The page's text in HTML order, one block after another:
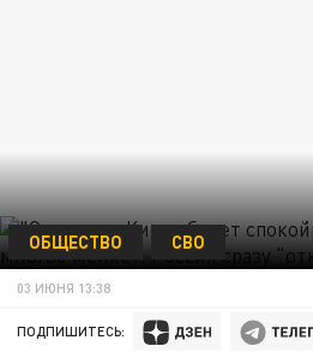
ОБЩЕСТВО СВО
03 ИЮНЯ 13:38
ПОДПИШИТЕСЬ: